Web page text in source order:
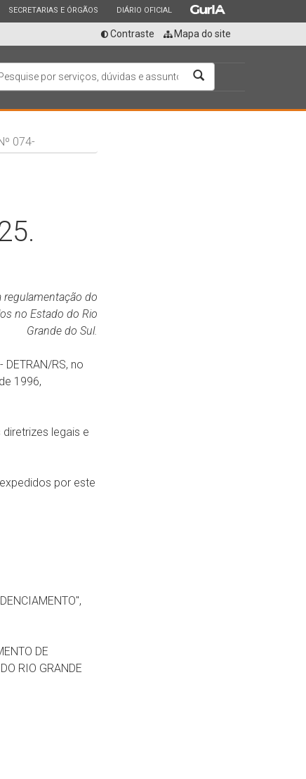
ESTADO
SECRETARIAS E ÓRGÃOS ESTADO
DIÁRIO OFICIAL ESTADO
Contraste Mapa do site
Buscar
074-
regulamentação do
no Estado do Rio
Grande do Sul.
RS, no
1996,
legais e
por este
DE
RIO GRANDE